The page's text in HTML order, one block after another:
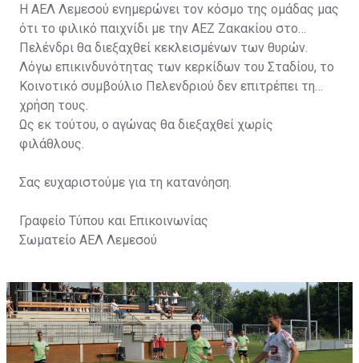
Η ΑΕΛ Λεμεσού ενημερώνει τον κόσμο της ομάδας μας
ότι το φιλικό παιχνίδι με την ΑΕΖ Ζακακίου στο
Πελένδρι θα διεξαχθεί κεκλεισμένων των θυρών.
Λόγω επικινδυνότητας των κερκίδων του Σταδίου, το
Κοινοτικό συμβούλιο Πελενδριού δεν επιτρέπει τη
χρήση τους.
Ως εκ τούτου, ο αγώνας θα διεξαχθεί χωρίς
φιλάθλους.
Σας ευχαριστούμε για τη κατανόηση.
Γραφείο Τύπου και Επικοινωνίας
Σωματείο ΑΕΛ Λεμεσού